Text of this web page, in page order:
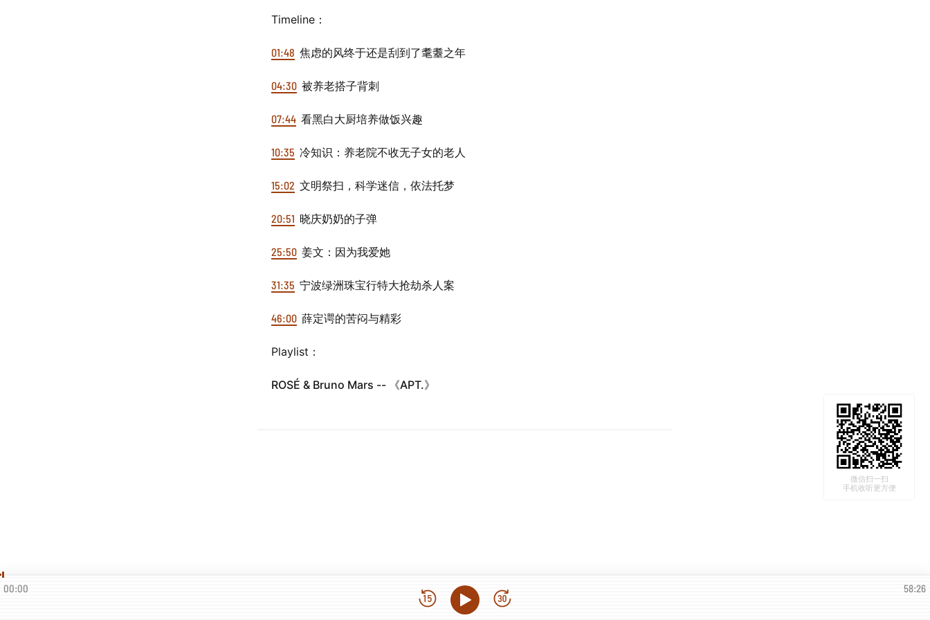
Timeline：
01:48 焦虑的风终于还是刮到了耄耋之年
04:30 被养老搭子背刺
07:44 看黑白大厨培养做饭兴趣
10:35 冷知识：养老院不收无子女的老人
15:02 文明祭扫，科学迷信，依法托梦
20:51 晓庆奶奶的子弹
25:50 姜文：因为我爱她
31:35 宁波绿洲珠宝行特大抢劫杀人案
46:00 薛定谔的苦闷与精彩
Playlist：
ROSÉ & Bruno Mars -- 《APT.》
微信扫一扫
手机收听更方便
00:00 58:26